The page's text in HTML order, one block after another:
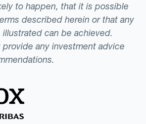
to happen, that it is possible
described herein or that any
can be achieved.
any investment advice